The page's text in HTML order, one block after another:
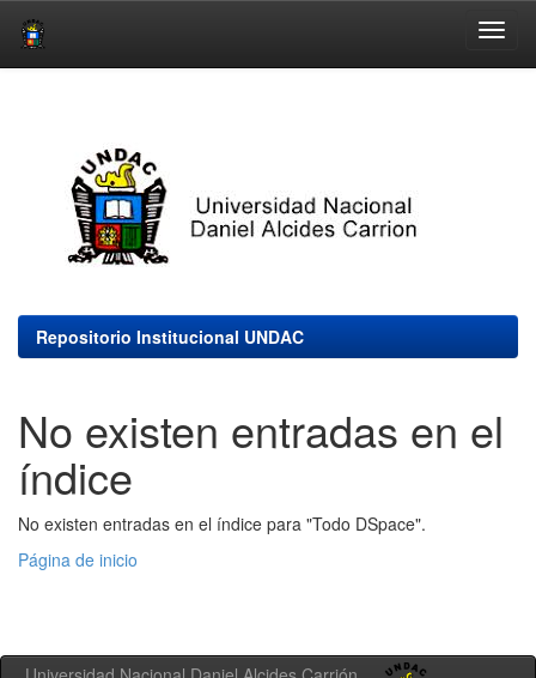
Repositorio Institucional UNDAC
No existen entradas en el
índice
No existen entradas en el índice para "Todo DSpace".
Página de inicio